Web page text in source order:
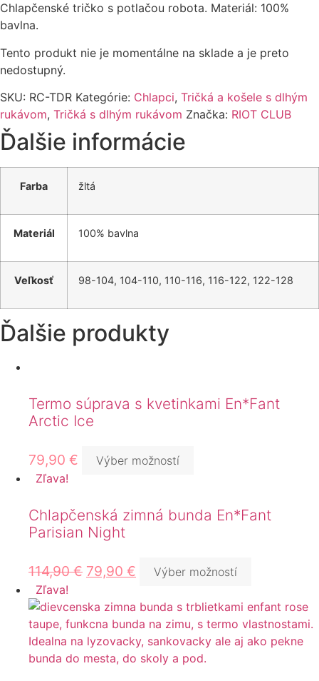
Chlapčenské tričko s potlačou robota. Materiál: 100%
bavlna.
Tento produkt nie je momentálne na sklade a je preto
nedostupný.
SKU: RC-TDR Kategórie: Chlapci, Tričká a košele s dlhým
rukávom, Tričká s dlhým rukávom Značka: RIOT CLUB
Ďalšie informácie
Farba žltá
Materiál 100% bavlna
Veľkosť 98-104, 104-110, 110-116, 116-122, 122-128
Ďalšie produkty
Termo súprava s kvetinkami En*Fant
Arctic Ice
79,90 €
Výber možností
Zľava!
Chlapčenská zimná bunda En*Fant
Parisian Night
114,90€ 79,90 €
Výber možností
Zľava!